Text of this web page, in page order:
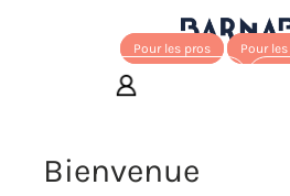
Pour les pros Pour
Bienvenue